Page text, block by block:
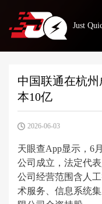
Just
中国联通在杭
本10亿
2026-06-03
天眼查App显示，6
公司成立，法定代
公司经营范围含人
术服务、信息系统